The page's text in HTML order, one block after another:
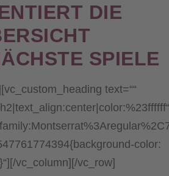
DIE
SPIELE
text=““
color:
vc_column][/vc_row]